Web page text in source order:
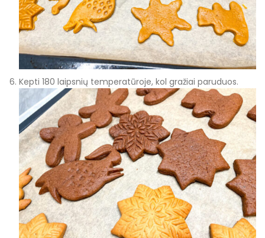
Kepti 180 laipsnių temperatūroje, kol gražiai paruduos.